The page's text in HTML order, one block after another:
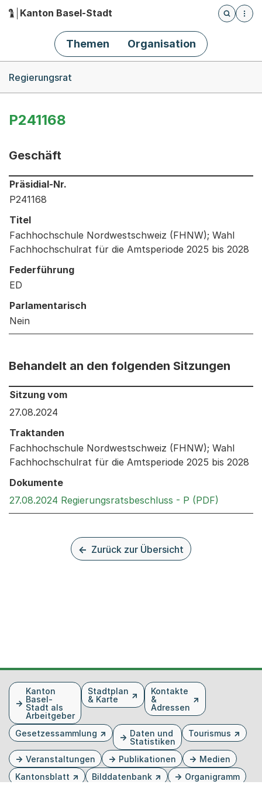
Hauptnavigation
Kanton Basel-Stadt
Öffnet
Themen Organisation
Regierungsrat
P241168
Geschäft
Informationen zum Ausgewählten Geschäft
Präsidial-Nr.
P241168
Titel
Fachhochschule Nordwestschweiz (FHNW); Wahl
Fachhochschulrat für die Amtsperiode 2025 bis 2028
Federführung
ED
Parlamentarisch
Nein
Behandelt an den folgenden Sitzungen
Behandelt an den folgenden Sitzungen: Informationen
Sitzung vom
27.08.2024
Traktanden
Fachhochschule Nordwestschweiz (FHNW); Wahl
Fachhochschulrat für die Amtsperiode 2025 bis 2028
Dokumente
27.08.2024 Regierungsratsbeschluss - P (PDF)
Zurück zur Übersicht
FusszeileKanton
Basel-
Stadt als
Arbeitgeber
Stadtplan
& Karte
Kontakte
&
Adressen
Gesetzessammlung
Daten und
Statistiken
Tourismus
Veranstaltungen Publikationen
Medien
Kantonsblatt
Bilddatenbank Organigramm